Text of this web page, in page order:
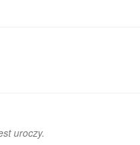
uroczy.